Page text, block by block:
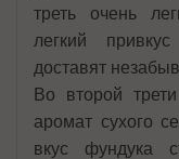
треть очень
легкий
доставят
Во второй
аромат сухого
вкус фундука